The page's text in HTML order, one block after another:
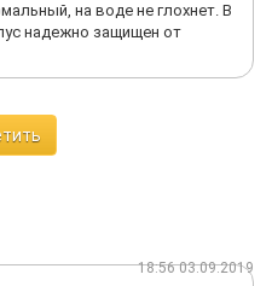
на воде не глохнет. В
надежно защищен от
18:56 03.09.2019